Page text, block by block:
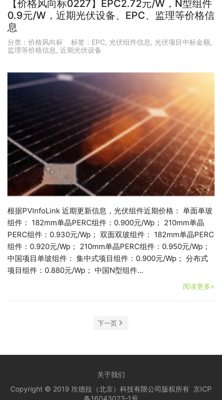
【价格风向标0227】EPC2.72元/W，N型组件
0.9元/W，近期光伏设备、EPC、监理等价格信
息
分类： 价格风向标 标签： EPC, 光伏组件信息 , 光伏项目中标金额,
监理等价格信息 , 近期光伏设备
根据PVInfoLink 近期更新信息，光伏组件近期价格： 单面单玻
组件： 182mm单晶PERC组件：0.900元/Wp； 210mm单晶
PERC组件：0.930元/Wp； 双面双玻组件： 182mm单晶PERC
组件：0.920元/Wp； 210mm单晶PERC组件：0.950元/Wp；
中国项目单玻组件： 集中式项目组件：0.900元/Wp； 分布式
项目组件：0.880元/Wp； 中国N型组件…
阅读更多»
下一页
关于我们
Copyright © 2019 坎德拉（北京）科技有限公司版权所有 京ICP
备16043023-1号